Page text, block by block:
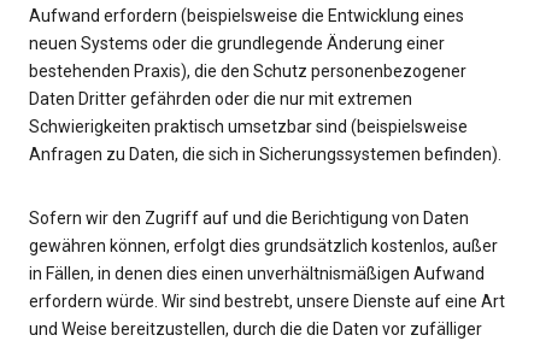
Aufwand erfordern (beispielsweise die Entwicklung eines
neuen Systems oder die grundlegende Änderung einer
bestehenden Praxis), die den Schutz personenbezogener
Daten Dritter gefährden oder die nur mit extremen
Schwierigkeiten praktisch umsetzbar sind (beispielsweise
Anfragen zu Daten, die sich in Sicherungssystemen befinden).
Sofern wir den Zugriff auf und die Berichtigung von Daten
gewähren können, erfolgt dies grundsätzlich kostenlos, außer
in Fällen, in denen dies einen unverhältnismäßigen Aufwand
erfordern würde. Wir sind bestrebt, unsere Dienste auf eine Art
und Weise bereitzustellen, durch die die Daten vor zufälliger